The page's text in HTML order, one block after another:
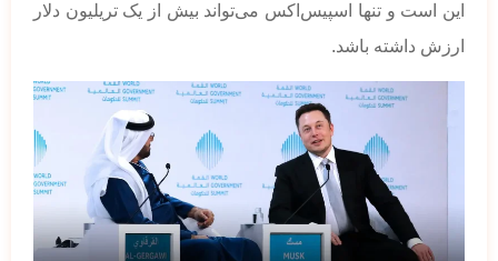
این است و تنها اسپیس‌اکس می‌تواند بیش از یک تریلیون دلار
ارزش داشته باشد.